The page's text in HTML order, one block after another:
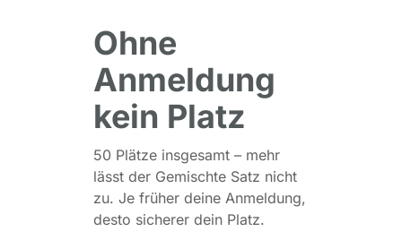
Ohne
Anmeldung
kein Platz
50 Plätze insgesamt – mehr
lässt der Gemischte Satz nicht
zu. Je früher deine Anmeldung,
desto sicherer dein Platz.